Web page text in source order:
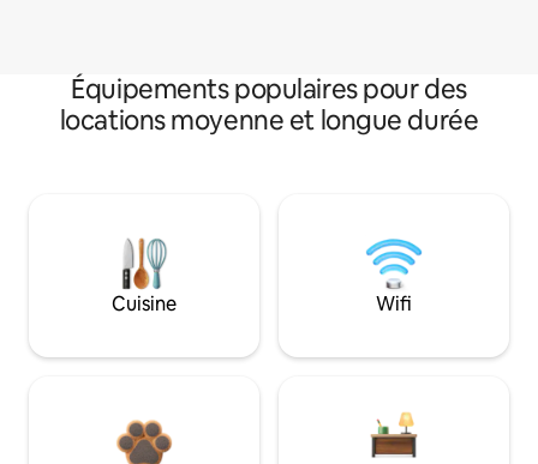
Équipements populaires pour des
locations moyenne et longue durée
Cuisine Wifi